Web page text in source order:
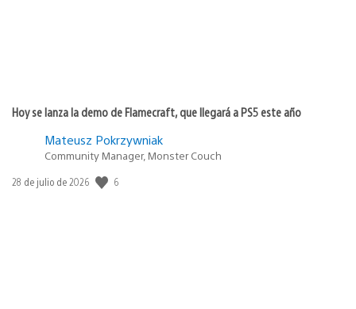
Hoy se lanza la demo de Flamecraft, que llegará a PS5 este año
Mateusz Pokrzywniak
Community Manager, Monster Couch
Fecha
28 de julio de 2026 6